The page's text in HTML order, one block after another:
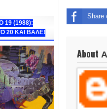
19 (1988):
20 ΚΑΙ ΒΑΛΕ!
Share
About